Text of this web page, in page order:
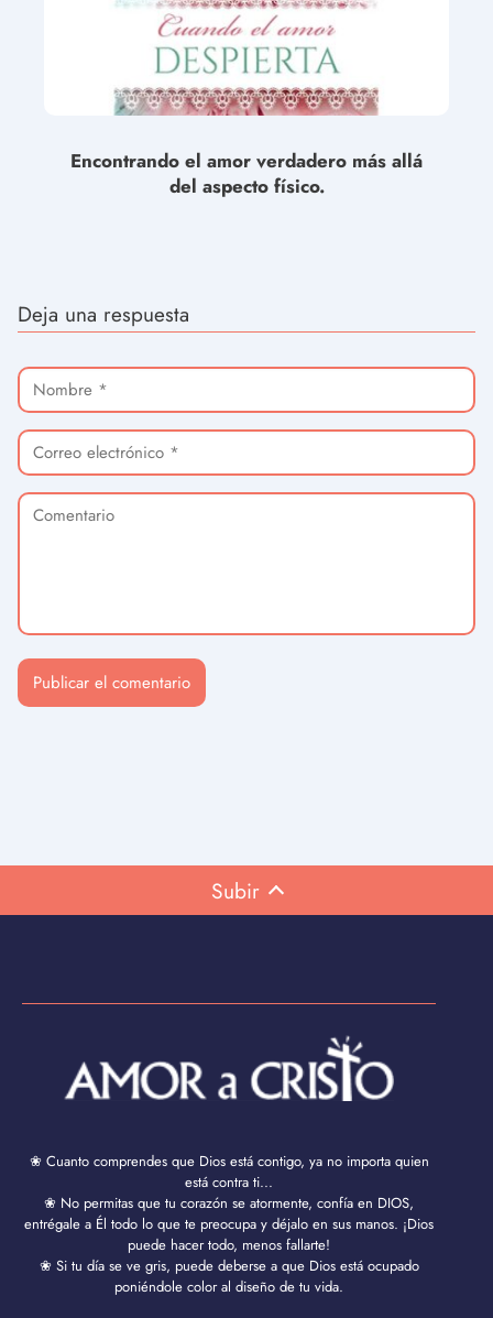
Encontrando el amor verdadero más allá
del aspecto físico.
Deja una respuesta
Subir
❀ Cuanto comprendes que Dios está contigo, ya no importa quien
está contra ti...
❀ No permitas que tu corazón se atormente, confía en DIOS,
entrégale a Él todo lo que te preocupa y déjalo en sus manos. ¡Dios
puede hacer todo, menos fallarte!
❀ Si tu día se ve gris, puede deberse a que Dios está ocupado
poniéndole color al diseño de tu vida.